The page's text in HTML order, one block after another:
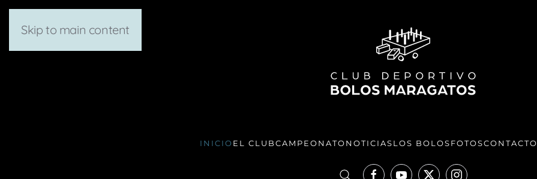
Skip to main content
INICIOEL CLUBCAMPEONATONOTICIASLOS BOLOSFOTOSCONTACTO